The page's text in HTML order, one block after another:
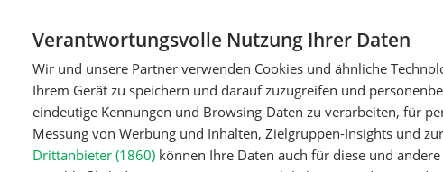
fenaco-LANDI
Mit der LANDI Grundstrategie
ins neue Jahrzehnt
LANDI
Verantwortungsvolle Nutzung Ihrer Daten
Wir und unsere Partner verwenden Cookies und ähnliche
Ihrem Gerät zu speichern und darauf zuzugreifen und
eindeutige Kennungen und Browsing-Daten zu verarbeiten, für
Messung von Werbung und Inhalten, Zielgruppen-Insights und
Drittanbieter (1860) können Ihre Daten auch für diese und